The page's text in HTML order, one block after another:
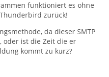
funktioniert es ohne
zurück!
da dieser SMTP
oder ist die Zeit die er
kommt zu kurz?